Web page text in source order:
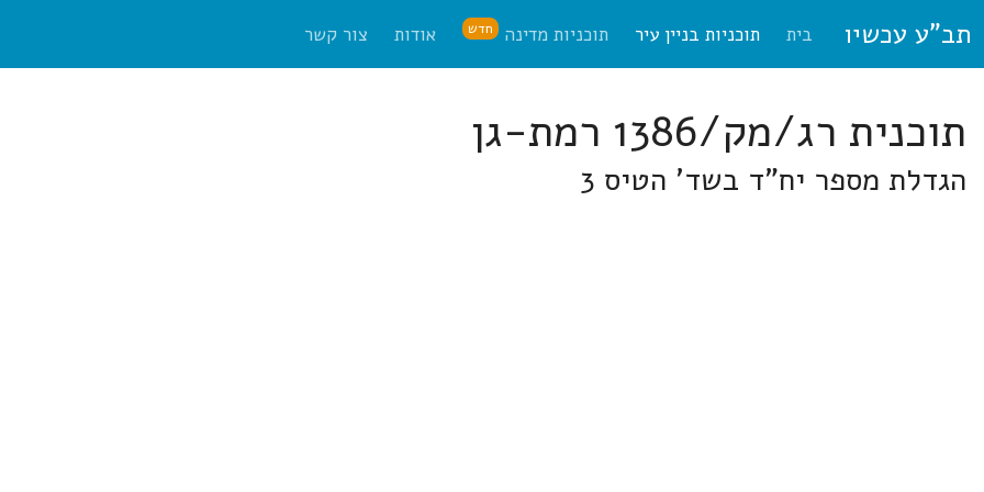
תב"ע עכשיו בית תוכניות בניין עיר תוכניות מדינה חדש אודות צור קשר
תוכנית רג/מק/1386 רמת-גן
הגדלת מספר יח"ד בשד' הטיס 3